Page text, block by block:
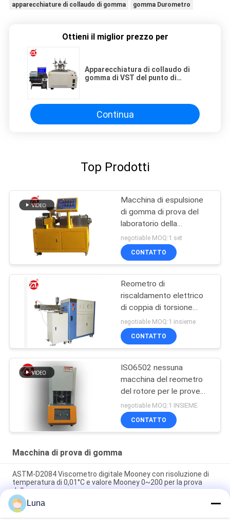
apparecchiature di collaudo di gomma
gomma Durometro
Ottieni il miglior prezzo per
Apparecchiatura di collaudo di
gomma di VST del punto di
riscaldamento
Continua
Top Prodotti
Macchina di espulsione
di gomma di prova del
laboratorio della
macchina della vite di
gomma del gemello per
PA del PC del PVC
negotiable MOQ:1 set
CONTATTO
Reometro di
riscaldamento elettrico
di coppia di torsione
60ML più la gamma 0-
300Nm di coppia di
torsione del miscelatore
negotiable MOQ:1 insieme
CONTATTO
ISO6502 nessuna
macchina del reometro
del rotore per le prove
della gomma
negotiable MOQ:1 INSIEME
CONTATTO
Macchina di prova di gomma
ASTM-D2084 Viscometro digitale Mooney con risoluzione di
temperatura di 0,01°C e valore Mooney 0~200 per la prova
della gomma
Macchina di prova di gomma utilizzata laboratorio del singolo
del chip reometro di controllo senza rotore
Luna